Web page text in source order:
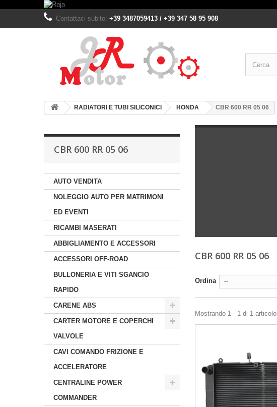
Contattaci subito: +39 3487059413 / +39 347 58 95 908
RADIATORI E TUBI SILICONICI HONDA CBR 600 RR 05 06
CBR 600 RR 05 06
AUTO VENDITA
NOLEGGIO AUTO PER MATRIMONI
ED EVENTI
RICAMBI MASERATI
ABBIGLIAMENTO E ACCESSORI
ACCESSORI OFF-ROAD
BULLONERIA E VITI SGANCIO
RAPIDO
CARENE ABS
CARTER MOTORE E COPERCHI
VALVOLE
CAVI COMANDO FRIZIONE E
ACCELERATORE
CENTRALINE POWER
COMMANDER
CBR 600 RR 05 06
Ordina --
Mostrando 1 - 1 di 1 articolo